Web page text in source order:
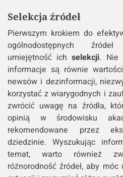
Selekcja źródeł
Pierwszym krokiem do
ogólnodostępnych
umiejętność ichselekcji. Nie
informacje są równie
newsów i dezinformacji,
korzystać z wiarygodnych i
zwrócić uwagę na źródła,
opinią w środowisku
rekomendowane przez
dziedzinie. Wyszukując
temat, warto również
różnorodność źródeł, aby móc